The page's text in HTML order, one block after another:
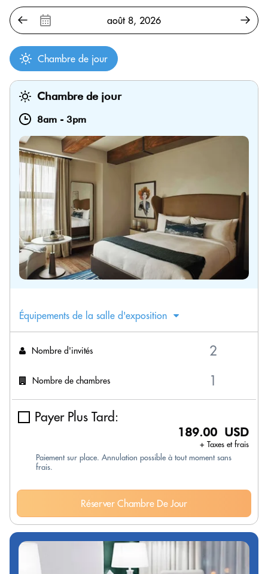
Chambre de jour
Chambre de jour
8am - 3pm
Équipements de la salle d'exposition
Nombre d'invités
Nombre de chambres
Payer Plus Tard:
189.00 USD
+ Taxes et frais
Paiement sur place. Annulation possible à tout moment sans
frais.
Réserver Chambre De Jour